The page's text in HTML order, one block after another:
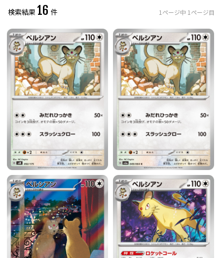
レアリティ 0件選択中
ミラー仕様のカード 件選択中
検索結果 16 件 1 ページ中 1 ページ目